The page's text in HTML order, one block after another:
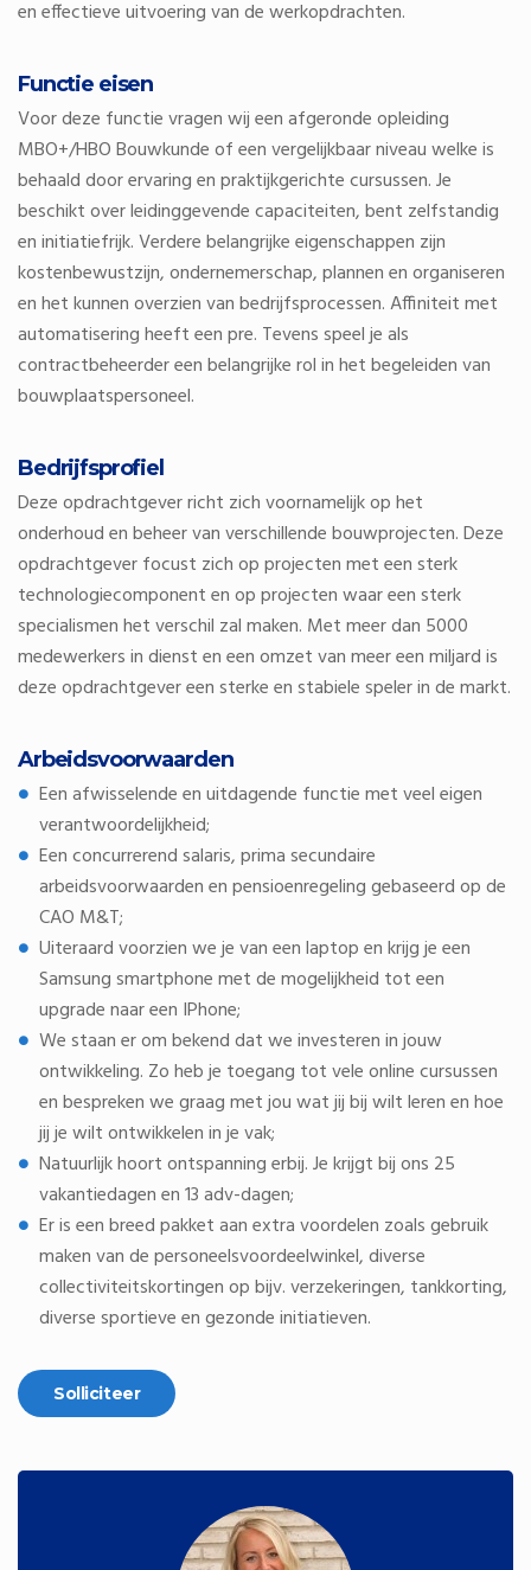
en effectieve uitvoering van de werkopdrachten.
Functie eisen
Voor deze functie vragen wij een afgeronde opleiding
MBO+/HBO Bouwkunde of een vergelijkbaar niveau welke is
behaald door ervaring en praktijkgerichte cursussen. Je
beschikt over leidinggevende capaciteiten, bent zelfstandig
en initiatiefrijk. Verdere belangrijke eigenschappen zijn
kostenbewustzijn, ondernemerschap, plannen en organiseren
en het kunnen overzien van bedrijfsprocessen. Affiniteit met
automatisering heeft een pre. Tevens speel je als
contractbeheerder een belangrijke rol in het begeleiden van
bouwplaatspersoneel.
Bedrijfsprofiel
Deze opdrachtgever richt zich voornamelijk op het
onderhoud en beheer van verschillende bouwprojecten. Deze
opdrachtgever focust zich op projecten met een sterk
technologiecomponent en op projecten waar een sterk
specialismen het verschil zal maken. Met meer dan 5000
medewerkers in dienst en een omzet van meer een miljard is
deze opdrachtgever een sterke en stabiele speler in de markt.
Arbeidsvoorwaarden
Een afwisselende en uitdagende functie met veel eigen
verantwoordelijkheid;
Een concurrerend salaris, prima secundaire
arbeidsvoorwaarden en pensioenregeling gebaseerd op de
CAO M&T;
Uiteraard voorzien we je van een laptop en krijg je een
Samsung smartphone met de mogelijkheid tot een
upgrade naar een IPhone;
We staan er om bekend dat we investeren in jouw
ontwikkeling. Zo heb je toegang tot vele online cursussen
en bespreken we graag met jou wat jij bij wilt leren en hoe
jij je wilt ontwikkelen in je vak;
Natuurlijk hoort ontspanning erbij. Je krijgt bij ons 25
vakantiedagen en 13 adv-dagen;
Er is een breed pakket aan extra voordelen zoals gebruik
maken van de personeelsvoordeelwinkel, diverse
collectiviteitskortingen op bijv. verzekeringen, tankkorting,
diverse sportieve en gezonde initiatieven.